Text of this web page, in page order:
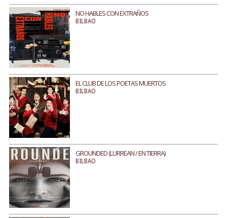
NO HABLES CON EXTRAÑOS
BILBAO
EL CLUB DE LOS POETAS MUERTOS
BILBAO
GROUNDED (LURREAN / EN TIERRA)
BILBAO